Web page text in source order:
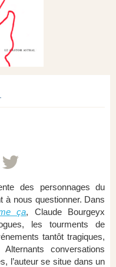
des personnages du
à nous questionner. Dans
ça, Claude Bourgeyx
les tourments de
tantôt tragiques,
conversations
l’auteur se situe dans un